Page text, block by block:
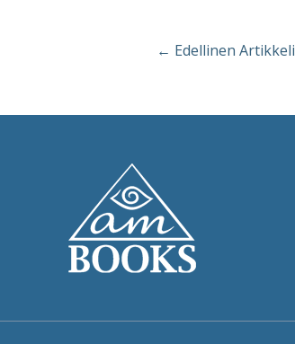
← Edellinen Artikkeli